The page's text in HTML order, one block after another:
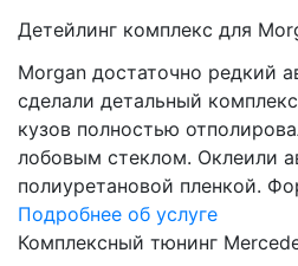
Детейлинг комплекс для
Morgan достаточно редкий
сделали детальный
кузов полностью
лобовым стеклом. Оклеили
полиуретановой пленкой.
Подробнее об услуге
Комплексный тюнинг